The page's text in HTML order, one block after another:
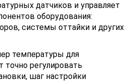
датчиков и управляет
оборудования:
системы оттайки и других
температуры для
точно регулировать
шаг настройки